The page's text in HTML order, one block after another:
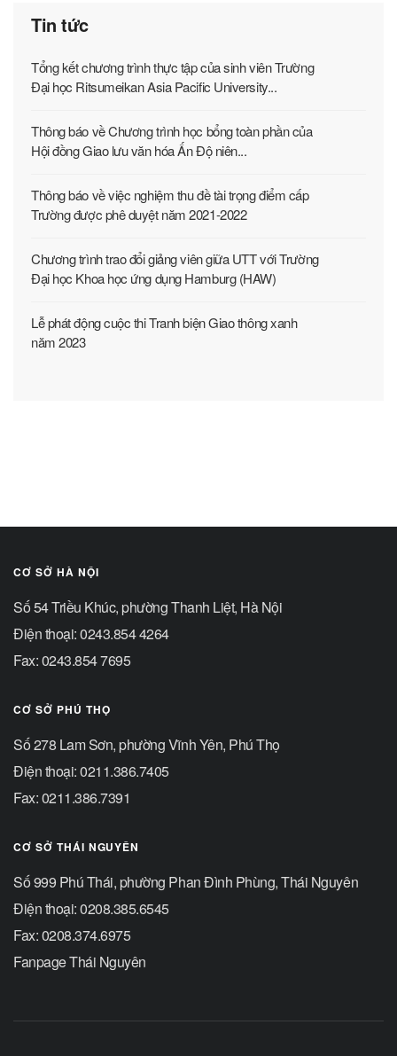
Tin tức
Tổng kết chương trình thực tập của sinh viên Trường
Đại học Ritsumeikan Asia Pacific University...
Thông báo về Chương trình học bổng toàn phần của
Hội đồng Giao lưu văn hóa Ấn Độ niên...
Thông báo về việc nghiệm thu đề tài trọng điểm cấp
Trường được phê duyệt năm 2021-2022
Chương trình trao đổi giảng viên giữa UTT với Trường
Đại học Khoa học ứng dụng Hamburg (HAW)
Lễ phát động cuộc thi Tranh biện Giao thông xanh
năm 2023
CƠ SỞ HÀ NỘI
Số 54 Triều Khúc, phường Thanh Liệt, Hà Nội
Điện thoại: 0243.854 4264
Fax: 0243.854 7695
CƠ SỞ PHÚ THỌ
Số 278 Lam Sơn, phường Vĩnh Yên, Phú Thọ
Điện thoại: 0211.386.7405
Fax: 0211.386.7391
CƠ SỞ THÁI NGUYÊN
Số 999 Phú Thái, phường Phan Đình Phùng, Thái Nguyên
Điện thoại: 0208.385.6545
Fax: 0208.374.6975
Fanpage Thái Nguyên